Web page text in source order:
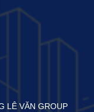
LÊ VĂN GROUP